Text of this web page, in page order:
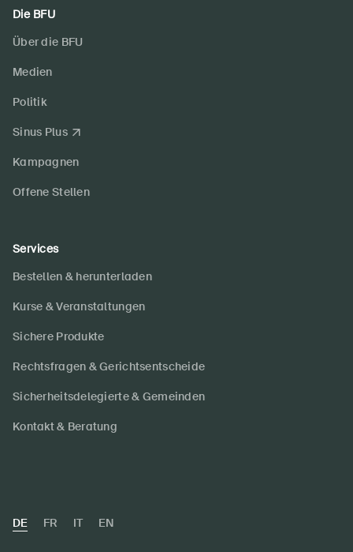
Die BFU
Über die BFU
Medien
Politik
Sinus Plus
Kampagnen
Offene Stellen
Services
Bestellen & herunterladen
Kurse & Veranstaltungen
Sichere Produkte
Rechtsfragen & Gerichtsentscheide
Sicherheitsdelegierte & Gemeinden
Kontakt & Beratung
DE FR IT EN